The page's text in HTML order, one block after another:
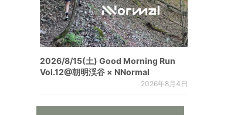
2026/8/15(土) Good Morning Run
Vol.12@朝明渓谷 × NNormal
2026年8月4日